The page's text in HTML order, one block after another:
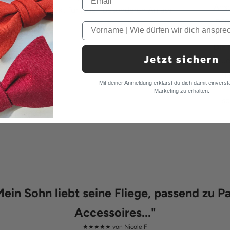
Die
seid ihr perfekt für jeden besonderen Anlass
Sohn liebt seine Fliege, passend zu
Accessoires..."
★★★★★ von Nicole F
Jetzt sichern
Mit deiner Anmeldung erklärst du dich damit
Marketing zu erhalten.